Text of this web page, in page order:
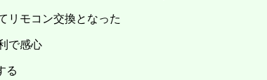
リモコン交換となった
で感心
る